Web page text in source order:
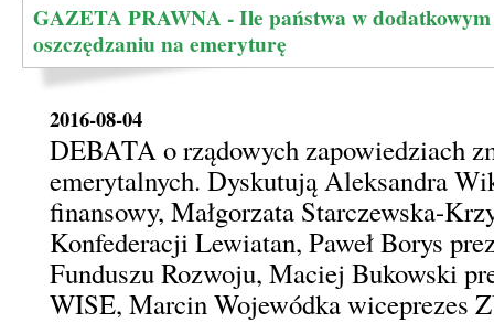
GAZETA PRAWNA - Ile państwa w dodatkowym
oszczędzaniu na emeryturę
2016-08-04
DEBATA o rządowych zapowiedziach
emerytalnych. Dyskutują Aleksandra
finansowy, Małgorzata Starczewska-
Konfederacji Lewiatan, Paweł Borys
Funduszu Rozwoju, Maciej Bukowski
WISE, Marcin Wojewódka wiceprezes